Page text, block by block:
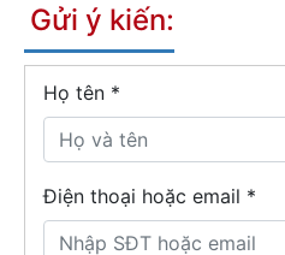
Gửi ý kiến:
Họ tên *
Điện thoại hoặc email *